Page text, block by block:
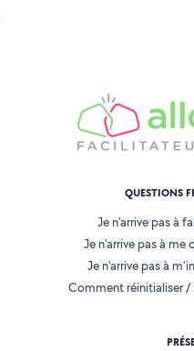
QUESTIONS
Je n'arrive pas à
Je n'arrive pas à
Je n'arrive pas à
Comment réinitialiser